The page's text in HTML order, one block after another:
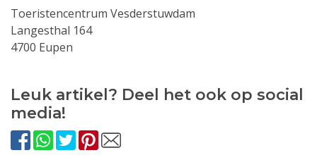
Toeristencentrum Vesderstuwdam
Langesthal 164
4700 Eupen
Leuk artikel? Deel het ook op social
media!